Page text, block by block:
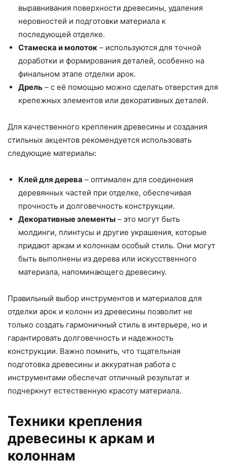
выравнивания поверхности древесины, удаления
неровностей и подготовки материала к
последующей отделке.
Стамеска и молоток – используются для точной
доработки и формирования деталей, особенно на
финальном этапе отделки арок.
Дрель – с её помощью можно сделать отверстия для
крепежных элементов или декоративных деталей.
Для качественного крепления древесины и создания
стильных акцентов рекомендуется использовать
следующие материалы:
Клей для дерева – оптимален для соединения
деревянных частей при отделке, обеспечивая
прочность и долговечность конструкции.
Декоративные элементы – это могут быть
молдинги, плинтусы и другие украшения, которые
придают аркам и колоннам особый стиль. Они могут
быть выполнены из дерева или искусственного
материала, напоминающего древесину.
Правильный выбор инструментов и материалов для
отделки арок и колонн из древесины позволит не
только создать гармоничный стиль в интерьере, но и
гарантировать долговечность и надежность
конструкции. Важно помнить, что тщательная
подготовка древесины и аккуратная работа с
инструментами обеспечат отличный результат и
подчеркнут естественную красоту материала.
Техники крепления
древесины к аркам и
колоннам